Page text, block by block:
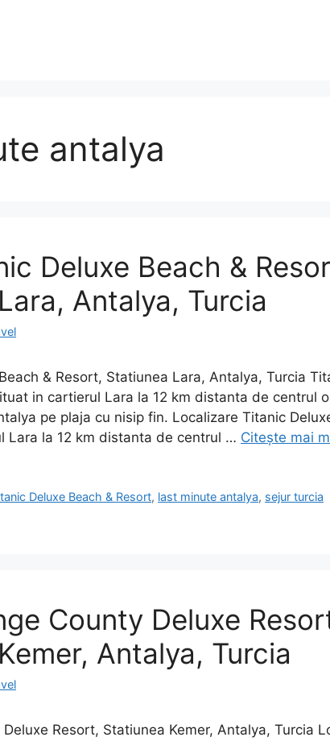
antalya
Deluxe Beach &
Antalya, Turcia
& Resort, Statiunea Lara, Antalya, Turcia
in cartierul Lara la 12 km distanta de centrul
pe plaja cu nisip fin. Localizare Titanic
Lara la 12 km distanta de centrul … Citește mai
Deluxe Beach & Resort, last minute antalya, sejur turcia
County Deluxe
Antalya, Turcia
Resort, Statiunea Kemer, Antalya, Turcia